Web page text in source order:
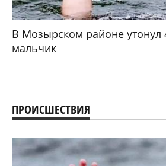
В Мозырском районе утонул
мальчик
ПРОИСШЕСТВИЯ